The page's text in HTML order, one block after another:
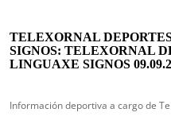
TELEXORNAL
SIGNOS: TELEXORNAL
LINGUAXE SIGNOS
Información deportiva a cargo de